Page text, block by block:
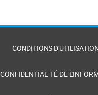
CONDITIONS D'UTILISATION
CONFIDENTIALITÉ DE